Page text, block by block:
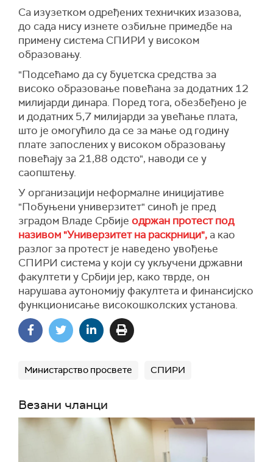
Са изузетком одређених техничких изазова,
до сада нису изнете озбиљне примедбе на
примену система СПИРИ у високом
образовању.
"Подсећамо да су буџетска средства за
високо образовање повећана за додатних 12
милијарди динара. Поред тога, обезбеђено је
и додатних 5,7 милијарди за увећање плата,
што је омогућило да се за мање од годину
плате запослених у високом образовању
повећају за 21,88 одсто", наводи се у
саопштењу.
У организацији неформалне иницијативе
"Побуњени универзитет" синоћ је пред
зградом Владе Србије одржан протест под
називом "Универзитет на раскрници", а као
разлог за протест је наведено увођење
СПИРИ система у који су укључени државни
факултети у Србији јер, како тврде, он
нарушава аутономију факултета и финансијско
функционисање високошколских установа.
Министарство просвете СПИРИ
Везани чланци